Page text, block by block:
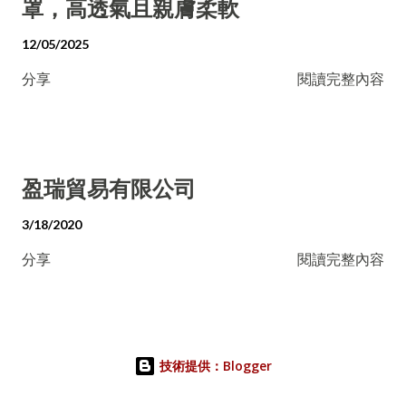
罩，高透氣且親膚柔軟
12/05/2025
分享 閱讀完整內容
盈瑞貿易有限公司
3/18/2020
分享 閱讀完整內容
技術提供：Blogger